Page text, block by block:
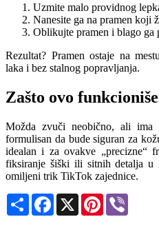
Uzmite malo providnog
Nanesite ga na pramen koji
Oblikujte pramen i blago ga
Rezultat? Pramen ostaje na
laka i bez stalnog popravljanja.
Zašto ovo funkcioniše
Možda zvuči neobično, ali
formulisan da bude siguran za
idealan i za ovakve „precizne“
fiksiranje šiški ili sitnih detalja u
omiljeni trik TikTok zajednice.
Share Facebook
X Pinterest